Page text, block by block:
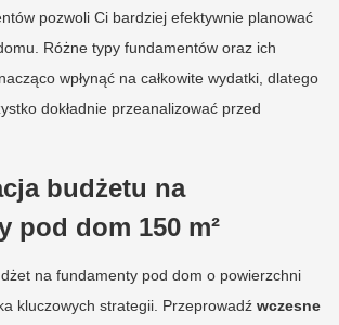
pozwoli Ci bardziej efektywnie planować
Różne typy fundamentów oraz ich
wpłynąć na całkowite wydatki, dlatego
dokładnie przeanalizować przed
budżetu na
pod dom 150 m²
na fundamenty pod dom o powierzchni
kluczowych strategii. Przeprowadź wczesne